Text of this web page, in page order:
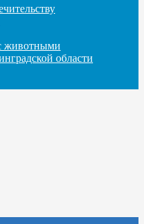
животными
области